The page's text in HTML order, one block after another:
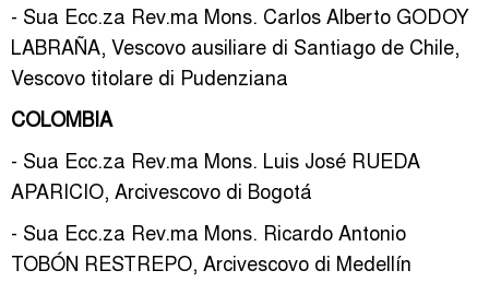
- Sua Ecc.za Rev.ma Mons. Carlos Alberto GODOY
LABRAÑA, Vescovo ausiliare di Santiago de Chile,
Vescovo titolare di Pudenziana
COLOMBIA
- Sua Ecc.za Rev.ma Mons. Luis José RUEDA
APARICIO, Arcivescovo di Bogotá
- Sua Ecc.za Rev.ma Mons. Ricardo Antonio
TOBÓN RESTREPO, Arcivescovo di Medellín